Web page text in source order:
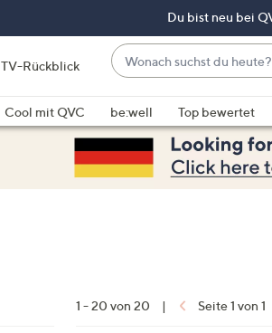
Du bist neu bei
TV-Rückblick
Wonach
suchst
du
heute?
Vorschläge
verfügbar
sind,
verwenden
und
Cool mit QVC be:well Top bewertet
1 - 20 von 20 | Seite 1 von 1